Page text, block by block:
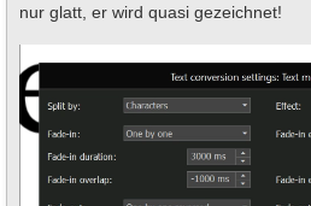
nur glatt, er wird quasi gezeichnet!